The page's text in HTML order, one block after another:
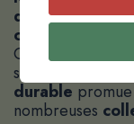
d’énergieet de
carbone
de
Ces initiatives
stratégie de
durable
nombreuses